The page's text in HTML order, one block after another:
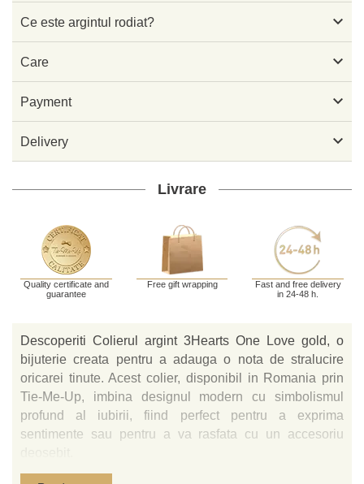
Ce este argintul rodiat? 
Care 
Payment 
Delivery 
Livrare
Quality certificate and
guarantee
Free gift wrapping
Fast and free delivery
in 24-48 h.
Descoperiti Colierul argint 3Hearts One Love gold, o
bijuterie creata pentru a adauga o nota de stralucire
oricarei tinute. Acest colier, disponibil in Romania prin
Tie-Me-Up, imbina designul modern cu simbolismul
profund al iubirii, fiind perfect pentru a exprima
sentimente sau pentru a va rasfata cu un accesoriu
Caracteristici si Materiale Premium